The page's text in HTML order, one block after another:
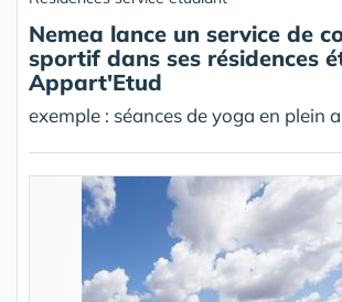
Nemea lance un service de
sportif dans ses résidences
Appart'Etud
exemple : séances de yoga en plein